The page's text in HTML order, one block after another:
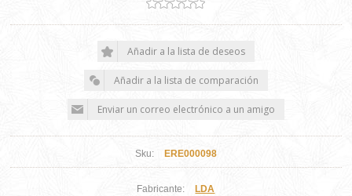
Sku: ERE000098
Fabricante: LDA